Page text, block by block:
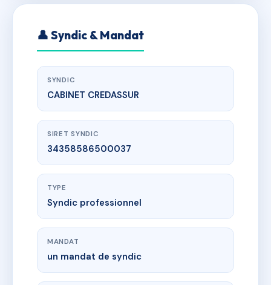
👤 Syndic & Mandat
SYNDIC
CABINET CREDASSUR
SIRET SYNDIC
34358586500037
TYPE
Syndic professionnel
MANDAT
un mandat de syndic